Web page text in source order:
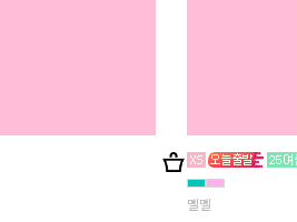
멜멜